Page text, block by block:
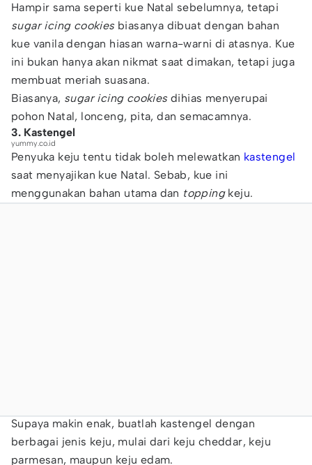
Hampir sama seperti kue Natal sebelumnya, tetapi
sugar icing cookiesbiasanya dibuat dengan bahan
kue vanila dengan hiasan warna-warni di atasnya. Kue
ini bukan hanya akan nikmat saat dimakan, tetapi juga
membuat meriah suasana.
Biasanya, sugar icing cookiesdihias menyerupai
pohon Natal, lonceng, pita, dan semacamnya.
3. Kastengel
yummy.co.id
Penyuka keju tentu tidak boleh melewatkan kastengel
saat menyajikan kue Natal. Sebab, kue ini
menggunakan bahan utama dan toppingkeju.
Supaya makin enak, buatlah kastengel dengan
berbagai jenis keju, mulai dari keju cheddar, keju
parmesan, maupun keju edam.